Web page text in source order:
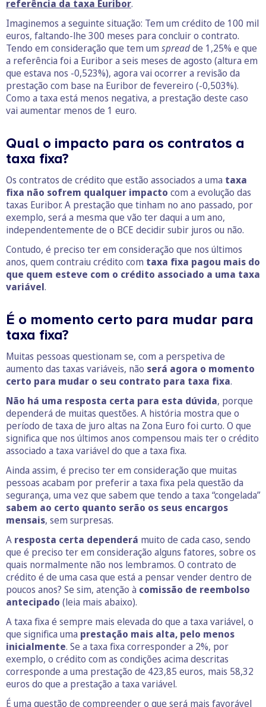
referência da taxa Euribor.
Imaginemos a seguinte situação: Tem um crédito de 100 mil
euros, faltando-lhe 300 meses para concluir o contrato.
Tendo em consideração que tem um spreadde 1,25% e que
a referência foi a Euribor a seis meses de agosto (altura em
que estava nos -0,523%), agora vai ocorrer a revisão da
prestação com base na Euribor de fevereiro (-0,503%).
Como a taxa está menos negativa, a prestação deste caso
vai aumentar menos de 1 euro.
Qual o impacto para os contratos a
taxa fixa?
Os contratos de crédito que estão associados a uma taxa
fixa não sofrem qualquer impacto com a evolução das
taxas Euribor. A prestação que tinham no ano passado, por
exemplo, será a mesma que vão ter daqui a um ano,
independentemente de o BCE decidir subir juros ou não.
Contudo, é preciso ter em consideração que nos últimos
anos, quem contraiu crédito com taxa fixa pagou mais do
que quem esteve com o crédito associado a uma taxa
variável.
É o momento certo para mudar para
taxa fixa?
Muitas pessoas questionam se, com a perspetiva de
aumento das taxas variáveis, não será agora o momento
certo para mudar o seu contrato para taxa fixa.
Não há uma resposta certa para esta dúvida, porque
dependerá de muitas questões. A história mostra que o
período de taxa de juro altas na Zona Euro foi curto. O que
significa que nos últimos anos compensou mais ter o crédito
associado a taxa variável do que a taxa fixa.
Ainda assim, é preciso ter em consideração que muitas
pessoas acabam por preferir a taxa fixa pela questão da
segurança, uma vez que sabem que tendo a taxa “congelada”
sabem ao certo quanto serão os seus encargos
mensais, sem surpresas.
A resposta certa dependerá muito de cada caso, sendo
que é preciso ter em consideração alguns fatores, sobre os
quais normalmente não nos lembramos. O contrato de
crédito é de uma casa que está a pensar vender dentro de
poucos anos? Se sim, atenção à comissão de reembolso
antecipado (leia mais abaixo).
A taxa fixa é sempre mais elevada do que a taxa variável, o
que significa uma prestação mais alta, pelo menos
inicialmente. Se a taxa fixa corresponder a 2%, por
exemplo, o crédito com as condições acima descritas
corresponde a uma prestação de 423,85 euros, mais 58,32
euros do que a prestação a taxa variável.
É uma questão de compreender o que será mais favorável